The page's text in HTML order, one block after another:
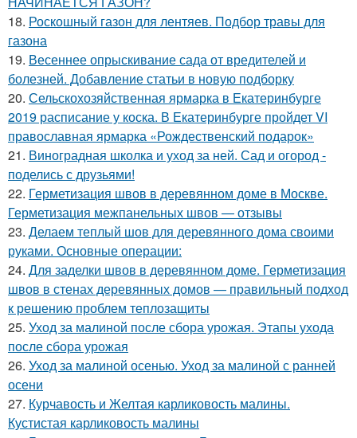
18. Роскошный газон для лентяев. Подбор травы для
газона
19. Весеннее опрыскивание сада от вредителей и
болезней. Добавление статьи в новую подборку
20. Сельскохозяйственная ярмарка в Екатеринбурге
2019 расписание у коска. В Екатеринбурге пройдет VI
православная ярмарка «Рождественский подарок»
21. Виноградная школка и уход за ней. Сад и огород -
поделись с друзьями!
22. Герметизация швов в деревянном доме в Москве.
Герметизация межпанельных швов — отзывы
23. Делаем теплый шов для деревянного дома своими
руками. Основные операции:
24. Для заделки швов в деревянном доме. Герметизация
швов в стенах деревянных домов — правильный подход
к решению проблем теплозащиты
25. Уход за малиной после сбора урожая. Этапы ухода
после сбора урожая
26. Уход за малиной осенью. Уход за малиной с ранней
осени
27. Курчавость и Желтая карликовость малины.
Кустистая карликовость малины